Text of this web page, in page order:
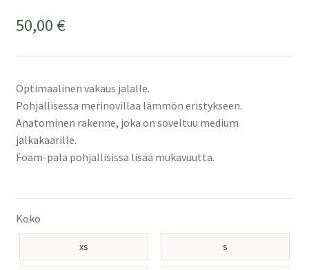
50,00 €
Optimaalinen vakaus jalalle.
Pohjallisessa merinovillaa lämmön eristykseen.
Anatominen rakenne, joka on soveltuu medium
jalkakaarille.
Foam-pala pohjallisissa lisää mukavuutta.
Koko
xs s